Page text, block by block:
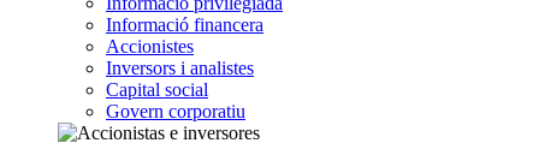
Informació financera
Accionistes
Inversors i analistes
Capital social
Govern corporatiu